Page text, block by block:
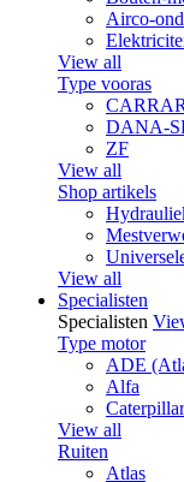
Airco-
View all
Type vooras
DANA-
ZF
View all
Shop artikels
View all
Specialisten
Specialisten
Type motor
ADE
Alfa
Caterpillar
View all
Ruiten
Atlas